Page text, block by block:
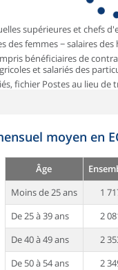
supérieures et chefs
des femmes − salaires
bénéficiaires de
et salariés des
fichier Postes au lieu
moyen en
Âge
Moins de 25 ans
1
De 25 à 39 ans
2
De 40 à 49 ans
2
De 50 à 54 ans
2